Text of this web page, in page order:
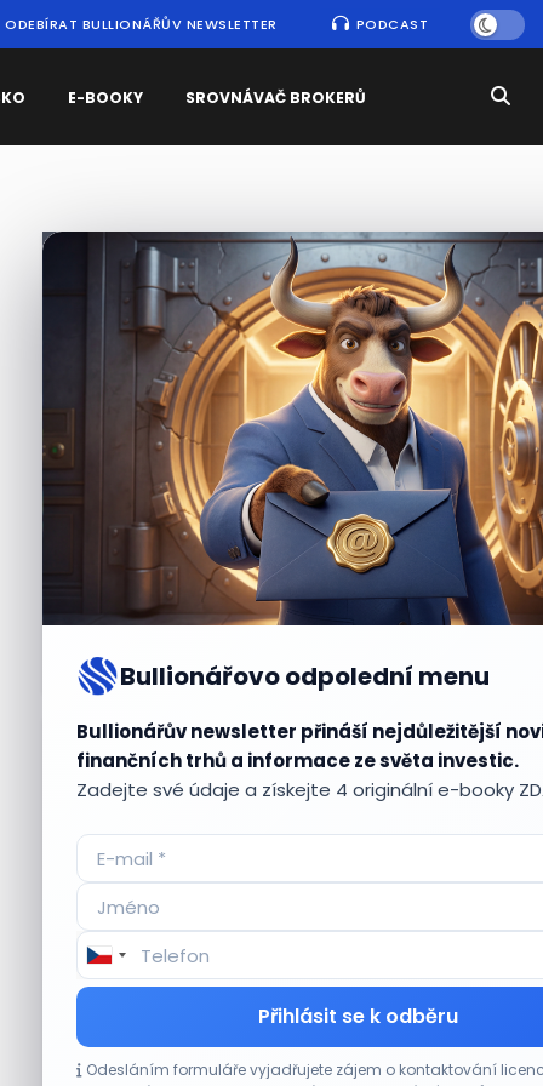
ODEBÍRAT BULLIONÁŘŮV NEWSLETTER PODCAST
E-BOOKY SROVNÁVAČ BROKERŮ
Bullionářovo odpolední menu
Bullionářův newsletter přináší nejdůležitější
finančních trhů a informace ze světa investic.
Zadejte své údaje a získejte 4 originální e-booky
Přihlásit se k odběru
Odesláním formuláře vyjadřujete zájem o kontaktování
Nejčtenějšízprávy
Aktuálnípříležitosti
Výsledky společností jsou silné. Proč to